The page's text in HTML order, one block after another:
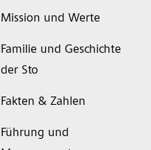
Mission und Werte
Familie und Geschichte
der Sto
Fakten & Zahlen
Führung und